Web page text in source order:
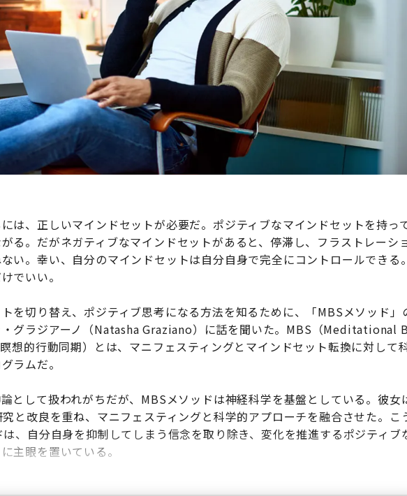
は、正しいマインドセットが必要だ。ポジティブなマインドセットを持っ
る。だがネガティブなマインドセットがあると、停滞し、フラストレーシ
い。幸い、自分のマインドセットは自分自身で完全にコントロールできる。
でいい。
を切り替え、ポジティブ思考になる方法を知るために、「MBSメソッド」
グラジアーノ（Natasha Graziano）に話を聞いた。MBS（Meditational
的行動同期）とは、マニフェスティングとマインドセット転換に対して
ラムだ。
として扱われがちだが、MBSメソッドは神経科学を基盤としている。彼女
と改良を重ね、マニフェスティングと科学的アプローチを融合させた。こ
、自分自身を抑制してしまう信念を取り除き、変化を推進するポジティブ
主眼を置いている。